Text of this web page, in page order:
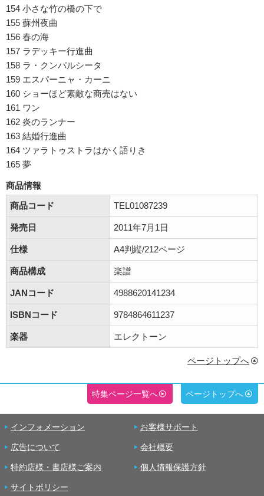
154 小さな竹の橋の下で
155 蘇州夜曲
156 春の海
157 ラデッキー行進曲
158 ラ・クンパルシータ
159 エスパーニャ・カーニ
160 ショーほど素敵な商売はない
161 ワン
162 炎のランナー
163 結婚行進曲
164 ツァラトゥストラはかく語りき
165 夢
商品情報
商品コード
TEL01087239
発売日 2011年7月1日
仕様 A4判縦/212ページ
商品構成 楽譜
JANコード 4988620141234
ISBNコード 9784864611237
楽器 エレクトーン
ページトップへ
特集ページ一覧へ ページトップへ
インフォメーション お客様サポート
広告について 会社概要
特約店様・書店様ご案内 個人情報保護方針
サイトポリシー